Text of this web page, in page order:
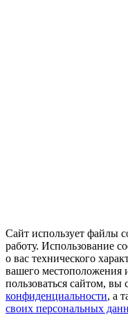
Сайт использует файлы
работу. Использование
о вас технического
вашего
пользоваться сайтом, вы
конфиденциальности, а
своих персональных